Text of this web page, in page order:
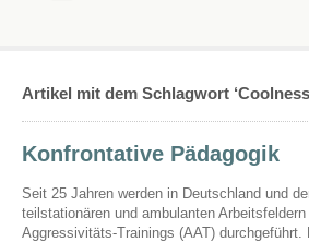
Artikel mit dem Schlagwort
Konfrontative Pädagogik
Seit 25 Jahren werden in Deutschland und
teilstationären und ambulanten
Aggressivitäts-Trainings (AAT) durchgeführt.